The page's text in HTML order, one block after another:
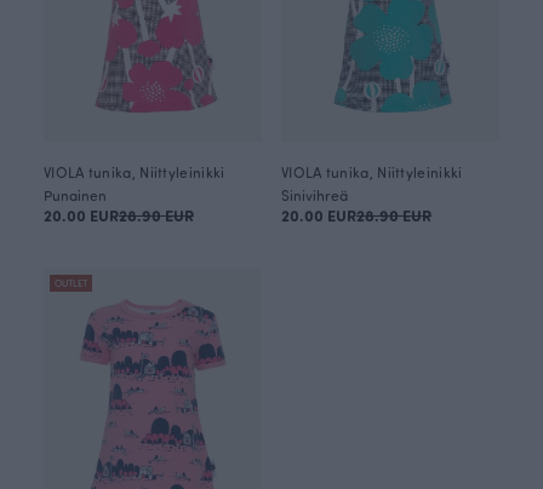
VIOLA tunika, Niittyleinikki
Punainen
20.00 EUR28.90 EUR
VIOLA tunika, Niittyleinikki
Sinivihreä
20.00 EUR28.90 EUR
OUTLET